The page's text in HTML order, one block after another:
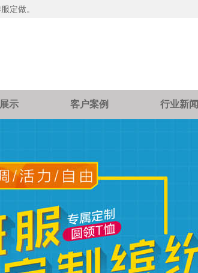
定做。
示 客户案例 行业新闻